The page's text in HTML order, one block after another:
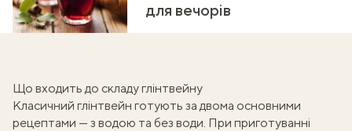
для вечорів
Що входить до складу глінтвейну
Класичний глінтвейн готують за двома основними
рецептами — з водою та без води. При приготуванні